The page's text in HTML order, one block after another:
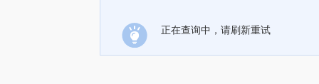
正在查询中，请刷新重试